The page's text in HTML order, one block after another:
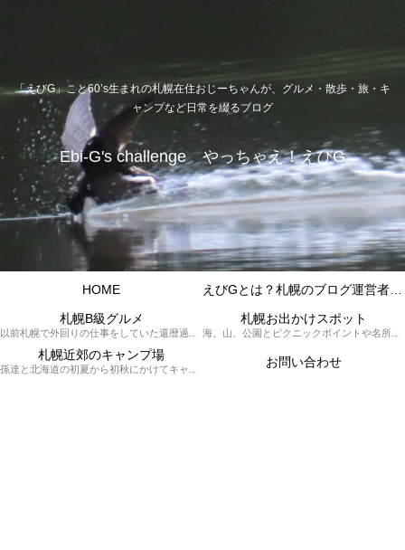
「えびG」こと60’s生まれの札幌在住おじーちゃんが、グルメ・散歩・旅・キ
ャンプなど日常を綴るブログ
Ebi-G's challenge やっちゃえ！えびG
HOME
札幌B級グルメ
以前札幌で外回りの仕事をしていた還暦過ぎブロガー「えびG」がランチ（サラリーマンランチ、サラメシ）を中心に、おそば、ラーメン、中華、日替わりランチを「札幌Bグルメ」と題してレポートしているブログカテゴリーのページです。現在は定年後の再雇用で札幌中とはいかなまでも会社の近くのすすきの界隈や家のある札幌市南区を中心に徘徊しております。
札幌お出かけスポット
海、山、公園とピクニックポイントや名所、旧跡などなど、、、、、札幌はもとより郊外の無理なく日帰りでいって帰ってこれるお出かけスポットを孫っち達（小学５、３年生、幼稚園年長さんの３人）とえびGがお出かけをして紹介しているページです。
札幌近郊のキャンプ場
孫達と北海道の初夏から初秋にかけてキャンプに出かけます。キャンプ場情報だったり料理だったり花火や遊びに虫取りとまさに「やっちゃえ！えびG」やりたい放題のブログです。 お問い合わせ